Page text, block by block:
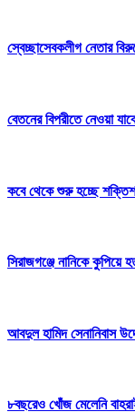
স্বেচ্ছাসেবকলীগ নেতার
বেতনের বিপরীতে নেওয়া
কবে থেকে শুরু হচ্ছে
সিরাজগঞ্জে নানিকে কুপিয়ে
আবদুল হামিদ সেনানিবাস
৮বছরেও খোঁজ মেলেনি